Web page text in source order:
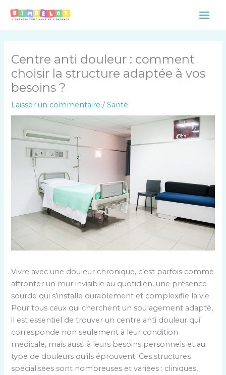
Main
Centre anti douleur : comment
choisir la structure adaptée à vos
besoins ?
Laisser un commentaire /Santé
Vivre avec une douleur chronique, c’est parfois comme
affronter un mur invisible au quotidien, une présence
sourde qui s’installe durablement et complexifie la vie.
Pour tous ceux qui cherchent un soulagement adapté,
il est essentiel de trouver un centre anti douleur qui
corresponde non seulement à leur condition
médicale, mais aussi à leurs besoins personnels et au
type de douleurs qu’ils éprouvent. Ces structures
spécialisées sont nombreuses et variées : cliniques,